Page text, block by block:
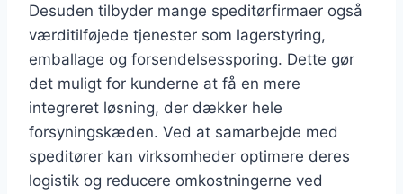
Desuden tilbyder mange speditørfirmaer også
værditilføjede tjenester som lagerstyring,
emballage og forsendelsessporing. Dette gør
det muligt for kunderne at få en mere
integreret løsning, der dækker hele
forsyningskæden. Ved at samarbejde med
speditører kan virksomheder optimere deres
logistik og reducere omkostningerne ved